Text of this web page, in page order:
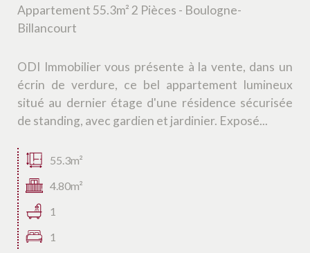
Appartement 55.3m² 2 Pièces - Boulogne-
Billancourt
ODI Immobilier vous présente à la vente, dans un
écrin de verdure, ce bel appartement lumineux
situé au dernier étage d'une résidence sécurisée
de standing, avec gardien et jardinier. Exposé...
55.3m²
4.80m²
1
1